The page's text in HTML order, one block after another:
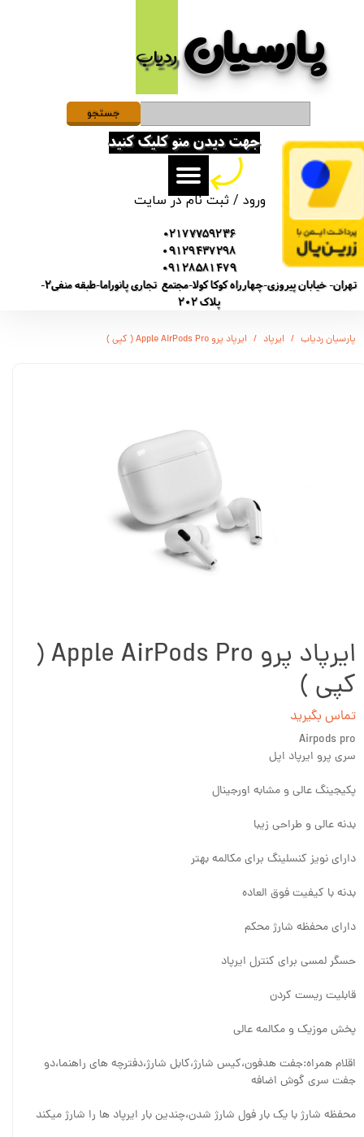
پارسیان​​​​​​​ردیاب
ورود /ثبت نام در سایت
حساب کاربری من
تغییر گذر واژه
سفارشات
خروج از حساب کاربری
02177759236
09129437298
09128581479
تهران- خیابان پیروزی-چهارراه کوکا کولا-مجتمع تجاری پانوراما-طبقه منفی2-
پلاک 202
جهت دیدن منو کلیک کنید
جستجو
پارسیان ردیاب ایرپاد ایرپاد پرو Apple AirPods Pro ( کپی )
ایرپاد پرو Apple AirPods Pro (
کپی )
تماس بگیرید
Airpods pro
سری پرو ایرپاد اپل
پکیجینگ عالی و مشابه اورجینال
بدنه عالی و طراحی زیبا
دارای نویز کنسلینگ برای مکالمه بهتر
بدنه با کیفیت فوق العاده
دارای محفظه شارژ محکم
حسگر لمسی برای کنترل ایرپاد
قابلیت ریست کردن
پخش موزیک و مکالمه عالی
اقلام همراه:جفت هدفون،کیس شارژ،کابل شارژ،دفترچه های راهنما،دو
جفت سری گوش اضافه
محفظه شارژ با یک بار فول شارژ شدن،چندین بار ایرپاد ها را شارژ میکند